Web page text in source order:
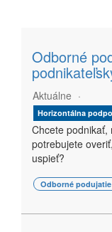
Odborné
Aktuálne
Horizontálna
Chcete podnikať,
potrebujete
uspieť?
Odborné podujatie